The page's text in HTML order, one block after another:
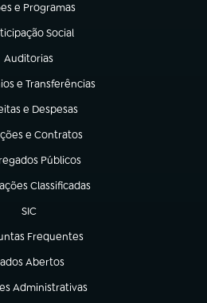
e Programas
em nova aba)
Social
em nova aba)
Auditorias
(abre em nova aba)
e Transferências
nova aba)
e Despesas
em nova aba)
e Contratos
em nova aba)
Públicos
em nova aba)
Classificadas
nova aba)
SIC
(abre em nova aba)
Frequentes
em nova aba)
Abertos
em nova aba)
Administrativas
nova aba)